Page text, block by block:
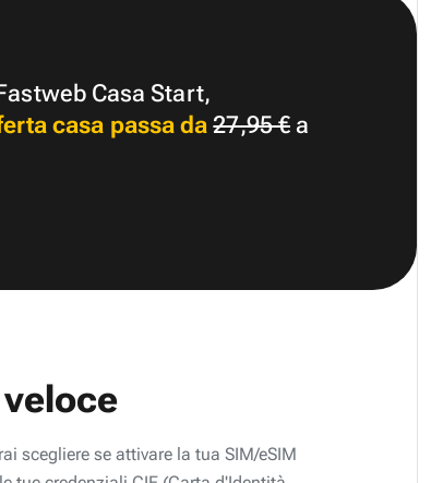
Casa Start,
casa passa da 27,95 €a
scegliere se attivare la tua SIM/eSIM